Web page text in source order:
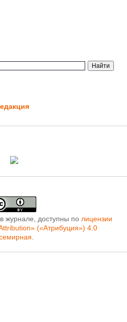
журнале, доступны по лицензии
(«Атрибуция») 4.0